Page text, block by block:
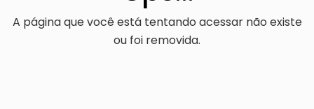
A página que você está tentando acessar não existe
ou foi removida.